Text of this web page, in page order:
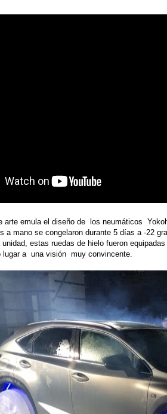
arte emula el diseño de los neumáticos
a mano se congelaron durante 5 días a -22
unidad, estas ruedas de hielo fueron
lugar a una visión muy convincente.